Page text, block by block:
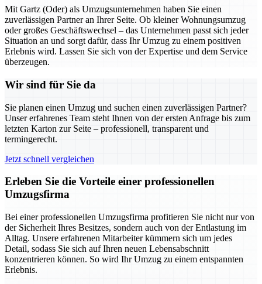
Mit Gartz (Oder) als Umzugsunternehmen haben Sie einen
zuverlässigen Partner an Ihrer Seite. Ob kleiner Wohnungsumzug
oder großes Geschäftswechsel – das Unternehmen passt sich jeder
Situation an und sorgt dafür, dass Ihr Umzug zu einem positiven
Erlebnis wird. Lassen Sie sich von der Expertise und dem Service
überzeugen.
Wir sind für Sie da
Sie planen einen Umzug und suchen einen zuverlässigen Partner?
Unser erfahrenes Team steht Ihnen von der ersten Anfrage bis zum
letzten Karton zur Seite – professionell, transparent und
termingerecht.
Jetzt schnell vergleichen
Erleben Sie die Vorteile einer professionellen
Umzugsfirma
Bei einer professionellen Umzugsfirma profitieren Sie nicht nur von
der Sicherheit Ihres Besitzes, sondern auch von der Entlastung im
Alltag. Unsere erfahrenen Mitarbeiter kümmern sich um jedes
Detail, sodass Sie sich auf Ihren neuen Lebensabschnitt
konzentrieren können. So wird Ihr Umzug zu einem entspannten
Erlebnis.